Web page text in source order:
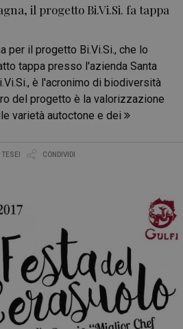
il progetto Bi.Vi.Si. fa tappa
per il progetto Bi.Vi.Si., che lo
tappa presso l'azienda Santa
è l'acronimo di biodiversità
del progetto è la valorizzazione
varietà autoctone e dei
CONDIVIDI